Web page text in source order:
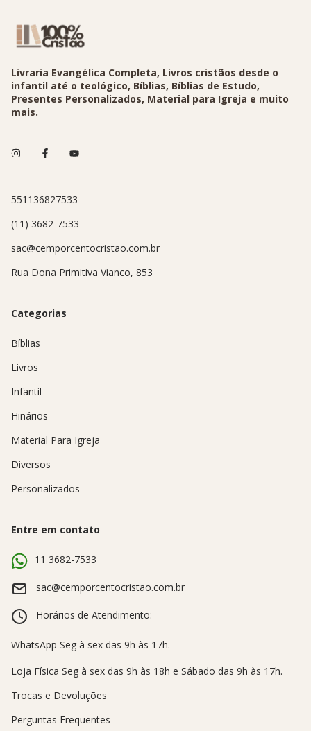
Livraria Evangélica Completa, Livros cristãos desde o
infantil até o teológico, Bíblias, Bíblias de Estudo,
Presentes Personalizados, Material para Igreja e muito
mais.
551136827533
(11) 3682-7533
sac@cemporcentocristao.com.br
Rua Dona Primitiva Vianco, 853
Categorias
Bíblias
Livros
Infantil
Hinários
Material Para Igreja
Diversos
Personalizados
Entre em contato
11 3682-7533
sac@cemporcentocristao.com.br
Horários de Atendimento:
Trocas e Devoluções
Perguntas Frequentes